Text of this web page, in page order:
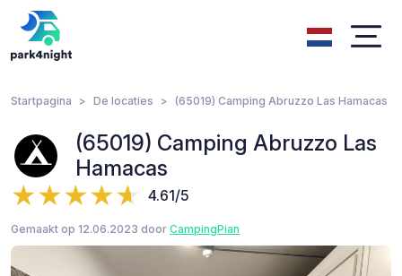
Startpagina De locaties (65019) Camping Abruzzo Las Hamacas
(65019) Camping Abruzzo Las
Hamacas
4.61/5
Gemaakt op 12.06.2023 door CampingPian